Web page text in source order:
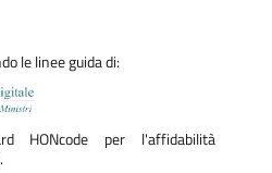
le linee guida di:
HONcode per l'affidabilità